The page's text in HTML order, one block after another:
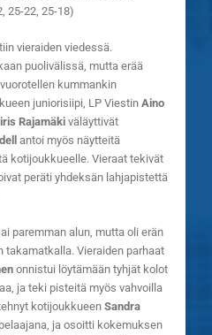
25-22, 25-18)
vieraiden viedessä.
puolivälissä, mutta erää
kummankin
juniorisiipi, LP Viestin Aino
Rajamäkiväläyttivät
antoi myös näytteitä
kotijoukkueelle. Vieraat tekivät
peräti yhdeksän lahjapistettä
paremman alun, mutta oli erän
takamatkalla. Vieraiden parhaat
onnistui löytämään tyhjät kolot
ja teki pisteitä myös vahvoilla
kotijoukkueen Sandra
ja osoitti kokemuksen